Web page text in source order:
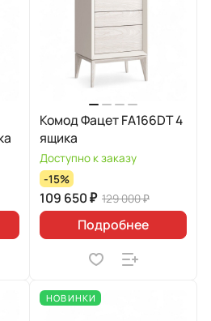
Комод Фацет FA166DT 4
ящика
Доступно к заказу
-15%
109 650 ₽ 129 000 ₽
Подробнее
НОВИНКИ